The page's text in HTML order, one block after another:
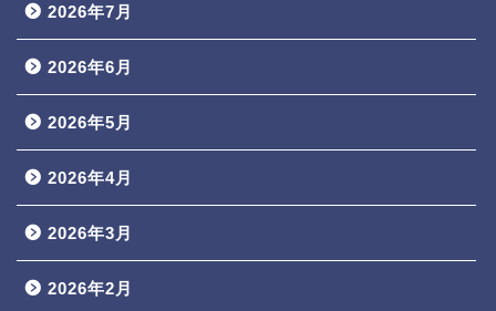
2026年7月
2026年6月
2026年5月
2026年4月
2026年3月
2026年2月